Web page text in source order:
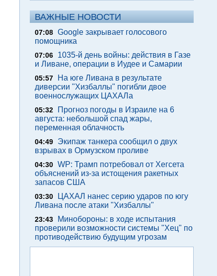
ВАЖНЫЕ НОВОСТИ
07:08 Google закрывает голосового
помощника
07:06
1035-й день войны: действия в Газе
и Ливане, операции в Иудее и Самарии
05:57
На юге Ливана в результате
диверсии "Хизбаллы" погибли двое
военнослужащих ЦАХАЛа
05:32
Прогноз погоды в Израиле на 6
августа: небольшой спад жары,
переменная облачность
04:49
Экипаж танкера сообщил о двух
взрывах в Ормузском проливе
04:30 WP: Трамп потребовал от Хегсета
объяснений из-за истощения ракетных
запасов США
03:30
ЦАХАЛ нанес серию ударов по югу
Ливана после атаки "Хизбаллы"
23:43
Минобороны: в ходе испытания
проверили возможности системы "Хец" по
противодействию будущим угрозам